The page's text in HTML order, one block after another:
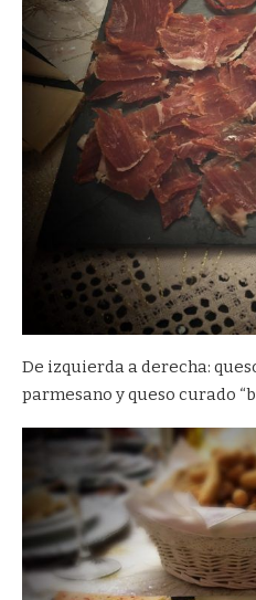
De izquierda a derecha:
parmesano y queso curado